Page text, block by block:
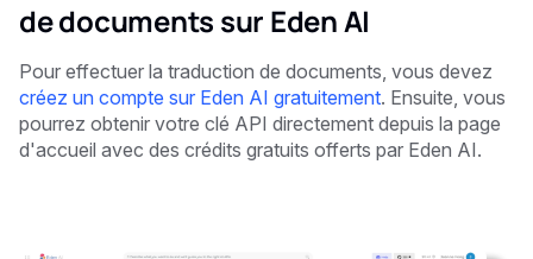
de documents sur Eden AI
Pour effectuer la traduction de documents, vous devez
créez un compte sur Eden AI gratuitement. Ensuite, vous
pourrez obtenir votre clé API directement depuis la page
d'accueil avec des crédits gratuits offerts par Eden AI.